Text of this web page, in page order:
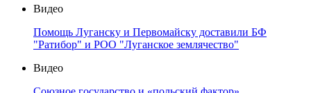
Видео
Помощь Луганску и Первомайску доставили БФ
"Ратибор" и РОО "Луганское землячество"
Видео